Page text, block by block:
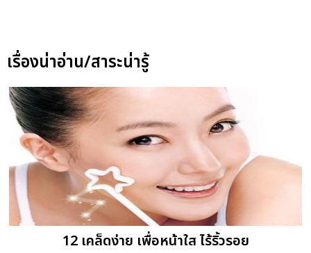
เรื่องน่าอ่าน/สาระน่ารู้
12 เคล็ดง่าย เพื่อหน้าใส ไร้ริ้วรอย